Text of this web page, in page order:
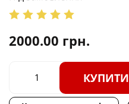
2000.00 грн.
КУПИТИ